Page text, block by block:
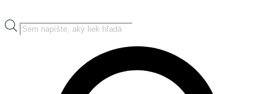
Products
search